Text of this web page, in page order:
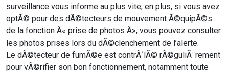
surveillance vous informe au plus vite, en plus, si vous avez
optÃ© pour des dÃ©tecteurs de mouvement Ã©quipÃ©s
de la fonction Â« prise de photos Â», vous pouvez consulter
les photos prises lors du dÃ©clenchement de l’alerte.
Le dÃ©tecteur de fumÃ©e est contrÃ´lÃ© rÃ©guliÃ¨rement
pour vÃ©rifier son bon fonctionnement, notamment toute